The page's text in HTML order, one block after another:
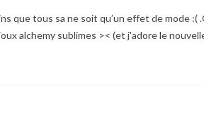
que tous sa ne soit qu’un effet de mode :(
alchemy sublimes >< (et j'adore le